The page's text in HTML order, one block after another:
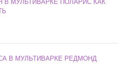
В МУЛЬТИВАРКЕ РЕДМОНД